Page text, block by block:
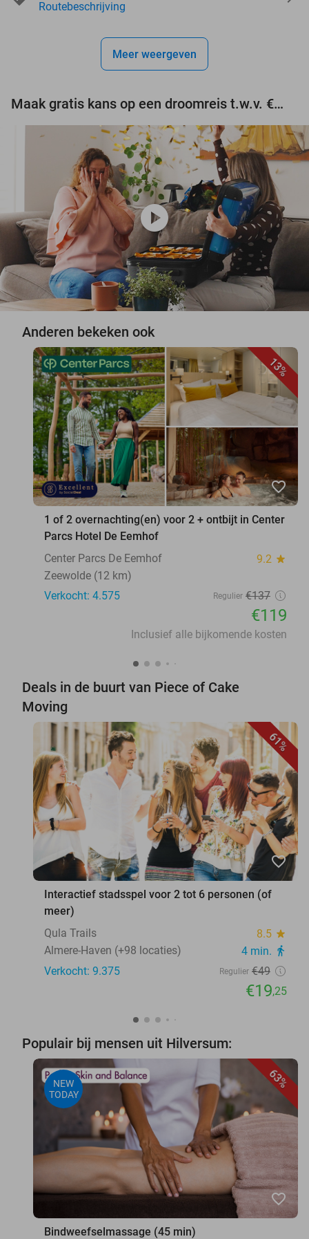
Routebeschrijving
Meer weergeven
Maak gratis kans op een droomreis t.w.v. €3.000!
play_circle
Anderen bekeken ook
13%
favorite_border
1 of 2 overnachting(en) voor 2 + ontbijt in Center
Parcs Hotel De Eemhof
Center Parcs De Eemhof
9.2 star
Zeewolde (12 km)
Verkocht: 4.575
Regulier €137
€119
Inclusief alle bijkomende kosten
Deals in de buurt van Piece of Cake
Moving
61%
favorite_border
Interactief stadsspel voor 2 tot 6 personen (of
meer)
Qula Trails
8.5 star
Almere-Haven (+98 locaties) 4 min. directions_walk
Verkocht: 9.375 Regulier €49
€19,25
Populair bij mensen uit Hilversum:
63%
NEW
TODAY
favorite_border
Bindweefselmassage (45 min)